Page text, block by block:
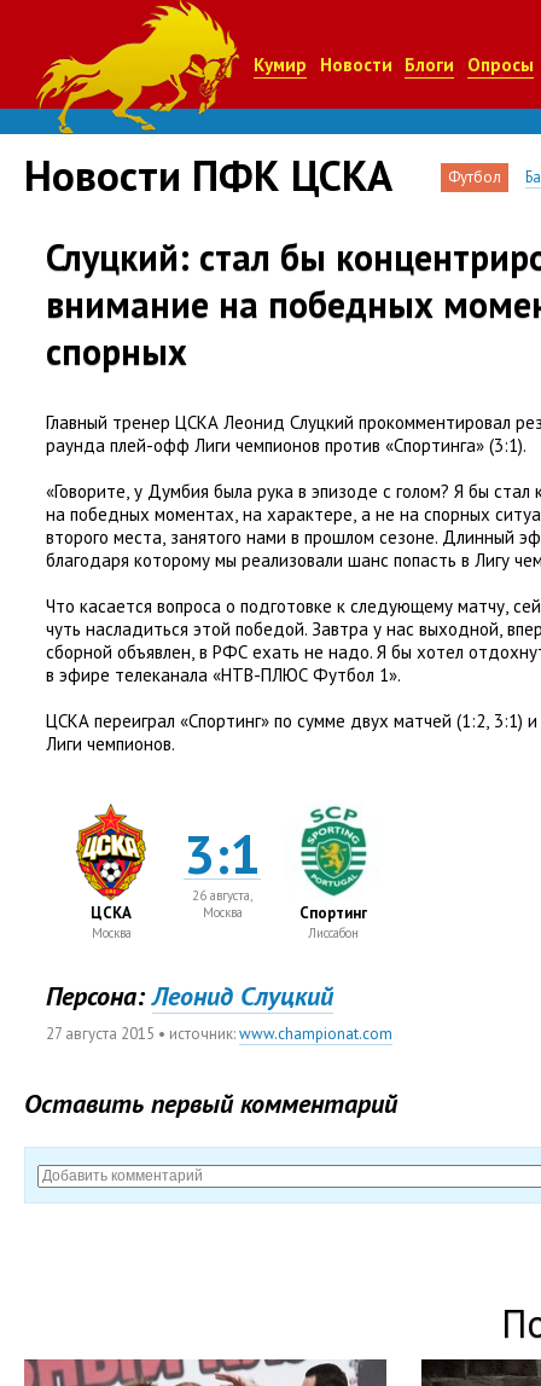
Кумир Новости Блоги Опросы
Новости ПФК ЦСКА Футбол
Слуцкий: стал бы
внимание на победных
спорных
Главный тренер ЦСКА Леонид Слуцкий прокомментировал
раунда плей-офф Лиги чемпионов против «Спортинга» (3:1).
«Говорите, у Думбия была рука в эпизоде с голом? Я бы стал
на победных моментах, на характере, а не на спорных
второго места, занятого нами в прошлом сезоне. Длинный
благодаря которому мы реализовали шанс попасть в Лигу
Что касается вопроса о подготовке к следующему матчу,
чуть насладиться этой победой. Завтра у нас выходной,
сборной объявлен, в РФС ехать не надо. Я бы хотел
в эфире телеканала «НТВ-ПЛЮС Футбол 1».
ЦСКА переиграл «Спортинг» по сумме двух матчей (1:2, 3:1) и
Лиги чемпионов.
ЦСКА
Москва
3:1
26 августа,
Москва
Спортинг
Лиссабон
Персона: Леонид Слуцкий
27 августа 2015 • источник:www.championat.com
Оставить первый комментарий